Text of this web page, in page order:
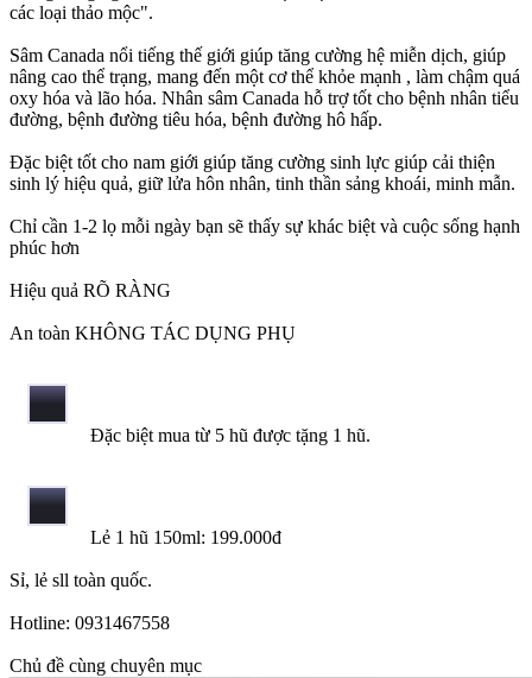
các loại thảo mộc".
Sâm Canada nổi tiếng thế giới giúp tăng cường hệ miễn dịch, giúp
nâng cao thể trạng, mang đến một cơ thể khỏe mạnh , làm chậm quá
oxy hóa và lão hóa. Nhân sâm Canada hỗ trợ tốt cho bệnh nhân tiểu
đường, bệnh đường tiêu hóa, bệnh đường hô hấp.
Đặc biệt tốt cho nam giới giúp tăng cường sinh lực giúp cải thiện
sinh lý hiệu quả, giữ lửa hôn nhân, tinh thần sảng khoái, minh mẫn.
Chỉ cần 1-2 lọ mỗi ngày bạn sẽ thấy sự khác biệt và cuộc sống hạnh
phúc hơn
Hiệu quả RÕ RÀNG
An toàn KHÔNG TÁC DỤNG PHỤ
Đặc biệt mua từ 5 hũ được tặng 1 hũ.
Lẻ 1 hũ 150ml: 199.000đ
Sỉ, lẻ sll toàn quốc.
Hotline: 0931467558
Chủ đề cùng chuyên mục